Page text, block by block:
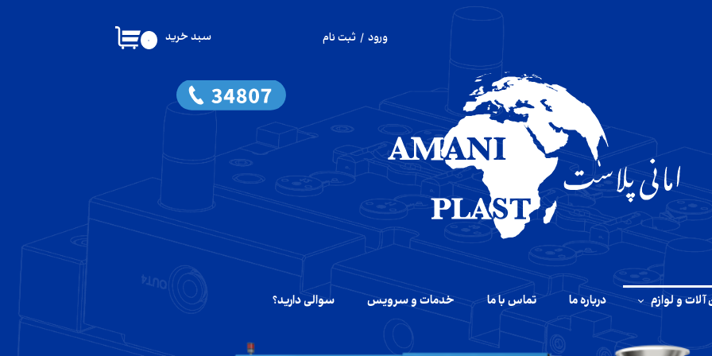
ورود / ثبت نام
سفارشات
خروج از حساب کاربری
و لوازم
آلات تزریق
درباره ما تماس با ما خدمات و سرویس سوالی دارید؟
۰ سبد خرید